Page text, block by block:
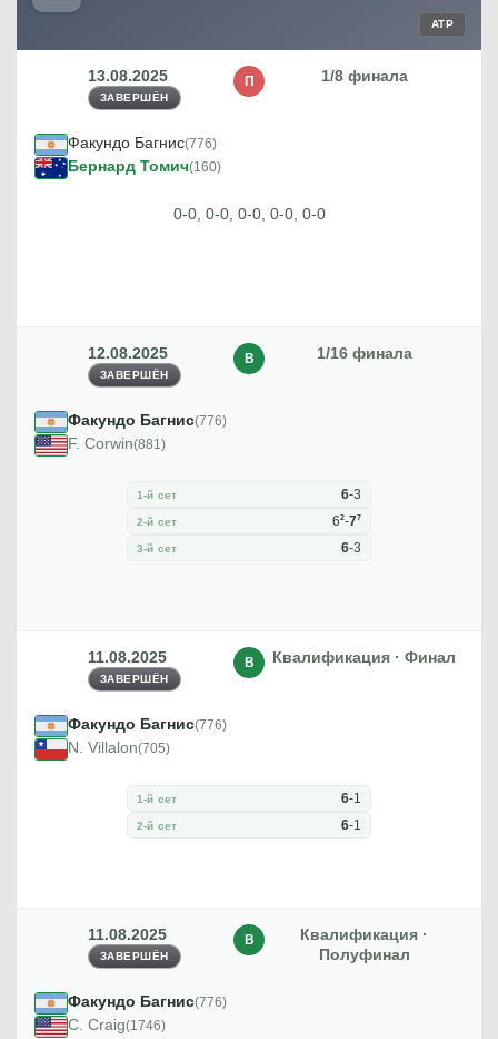
ATP
13.08.2025
ЗАВЕРШЁН
1/8 финала
П
Факундо Багнис(776)
Бернард Томич(160)
0-0, 0-0, 0-0, 0-0, 0-0
12.08.2025
ЗАВЕРШЁН
1/16 финала
В
Факундо Багнис(776)
F. Corwin(881)
1-й сет 6-3
2-й сет 62-77
3-й сет 6-3
11.08.2025
ЗАВЕРШЁН
Квалификация · Финал
В
Факундо Багнис(776)
N. Villalon(705)
1-й сет 6-1
2-й сет 6-1
11.08.2025
ЗАВЕРШЁН
Квалификация ·
Полуфинал
В
Факундо Багнис(776)
C. Craig(1746)